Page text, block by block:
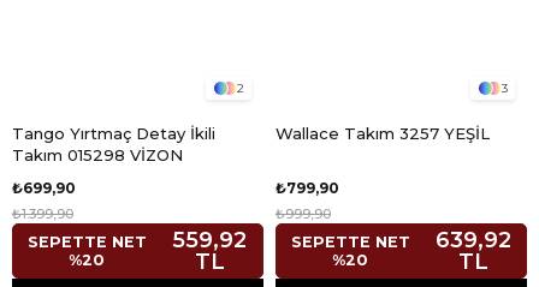
2
Tango Yırtmaç Detay İkili
Takım 015298 VİZON
₺699,90
₺1.399,90
SEPETTE NET
%20
559,92
TL
3
Wallace Takım 3257 YEŞİL
₺799,90
₺999,90
SEPETTE NET
%20
639,92
TL